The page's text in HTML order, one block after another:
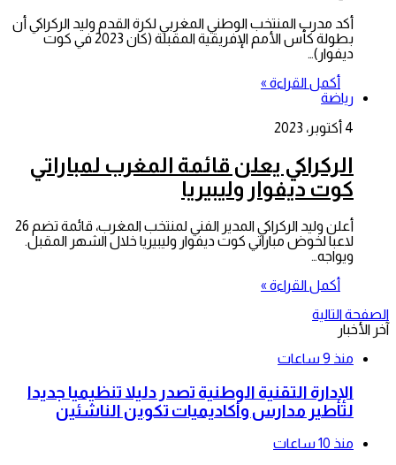
أكد مدرب المنتخب الوطني المغربي لكرة القدم وليد الركراكي أن
بطولة كأس الأمم الإفريقية المقبلة (كان 2023 في كوت
ديفوار)…
أكمل القراءة »
رياضة
4 أكتوبر، 2023
الركراكي يعلن قائمة المغرب لمباراتي
كوت ديفوار وليبيريا
أعلن وليد الركراكي المدير الفني لمنتخب المغرب، قائمة تضم 26
لاعبا لخوض مباراتي كوت ديفوار وليبيريا خلال الشهر المقبل.
ويواجه…
أكمل القراءة »
الصفحة التالية
آخر الأخبار
منذ 9 ساعات
الإدارة التقنية الوطنية تصدر دليلا تنظيميا جديدا
لتأطير مدارس وأكاديميات تكوين الناشئين
منذ 10 ساعات